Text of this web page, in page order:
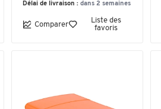
Délai de livraison : dans 2 semaines
Comparer
Liste des
favoris